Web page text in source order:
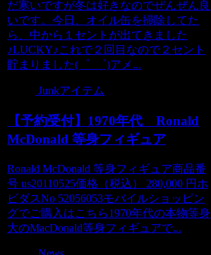
だ寒いですが冬は好きなのでぜんぜん良
いです。今日、オイル缶を掃除してた
ら、中から１セントが出てきました
♪LUCKY♪これで２回目なので２セント
貯まりました(゜_゜)アメ...
Junkアイテム
【予約受付】1970年代 Ronald
McDonald 等身フィギュア
Ronald McDonald 等身フィギュア商品番
号 us20110525価格（税込） 280,000 円ホ
ビダスNo 52056053 モバイルショッピン
グでご購入はこちら1970年代の本物等身
大のMacDonald等身フィギュアで...